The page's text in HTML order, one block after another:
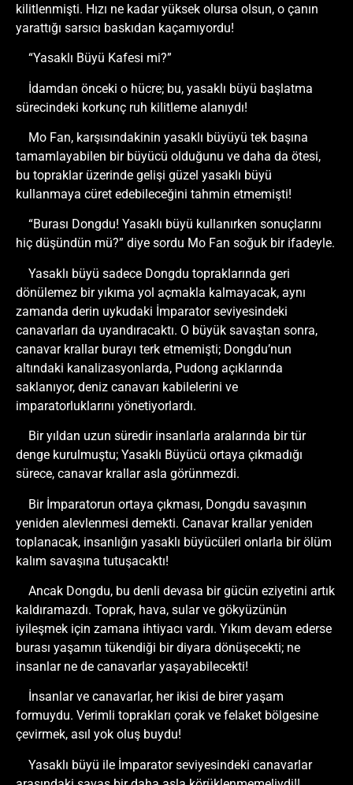
kilitlenmişti. Hızı ne kadar yüksek olursa olsun, o çanın
yarattığı sarsıcı baskıdan kaçamıyordu!
“Yasaklı Büyü Kafesi mi?”
İdamdan önceki o hücre; bu, yasaklı büyü başlatma
sürecindeki korkunç ruh kilitleme alanıydı!
Mo Fan, karşısındakinin yasaklı büyüyü tek başına
tamamlayabilen bir büyücü olduğunu ve daha da ötesi,
bu topraklar üzerinde gelişi güzel yasaklı büyü
kullanmaya cüret edebileceğini tahmin etmemişti!
“Burası Dongdu! Yasaklı büyü kullanırken sonuçlarını
hiç düşündün mü?” diye sordu Mo Fan soğuk bir ifadeyle.
Yasaklı büyü sadece Dongdu topraklarında geri
dönülemez bir yıkıma yol açmakla kalmayacak, aynı
zamanda derin uykudaki İmparator seviyesindeki
canavarları da uyandıracaktı. O büyük savaştan sonra,
canavar krallar burayı terk etmemişti; Dongdu’nun
altındaki kanalizasyonlarda, Pudong açıklarında
saklanıyor, deniz canavarı kabilelerini ve
imparatorluklarını yönetiyorlardı.
Bir yıldan uzun süredir insanlarla aralarında bir tür
denge kurulmuştu; Yasaklı Büyücü ortaya çıkmadığı
sürece, canavar krallar asla görünmezdi.
Bir İmparatorun ortaya çıkması, Dongdu savaşının
yeniden alevlenmesi demekti. Canavar krallar yeniden
toplanacak, insanlığın yasaklı büyücüleri onlarla bir ölüm
kalım savaşına tutuşacaktı!
Ancak Dongdu, bu denli devasa bir gücün eziyetini artık
kaldıramazdı. Toprak, hava, sular ve gökyüzünün
iyileşmek için zamana ihtiyacı vardı. Yıkım devam ederse
burası yaşamın tükendiği bir diyara dönüşecekti; ne
insanlar ne de canavarlar yaşayabilecekti!
İnsanlar ve canavarlar, her ikisi de birer yaşam
formuydu. Verimli toprakları çorak ve felaket bölgesine
çevirmek, asıl yok oluş buydu!
Yasaklı büyü ile İmparator seviyesindeki canavarlar